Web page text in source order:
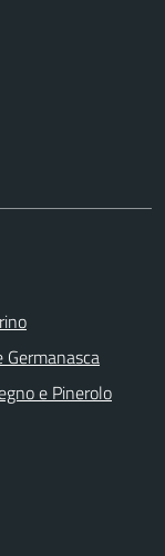
Germanasca
e Pinerolo